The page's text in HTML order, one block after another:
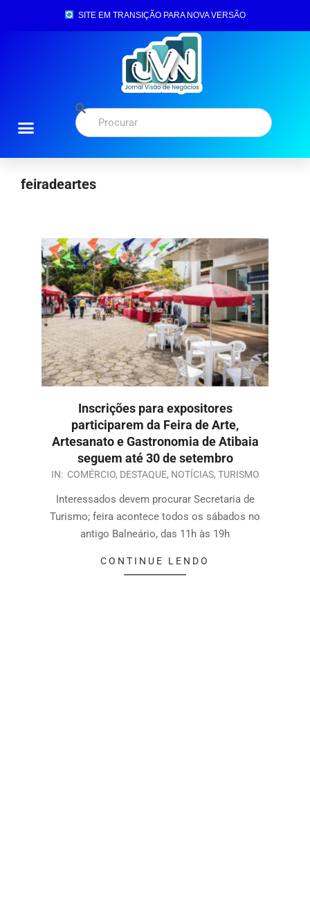
SITE EM TRANSIÇÃO PARA NOVA VERSÃO
feiradeartes
Inscrições para expositores
participarem da Feira de Arte,
Artesanato e Gastronomia de Atibaia
seguem até 30 de setembro
IN: COMÉRCIO, DESTAQUE, NOTÍCIAS, TURISMO
Interessados devem procurar Secretaria de
Turismo; feira acontece todos os sábados no
antigo Balneário, das 11h às 19h
CONTINUE LENDO